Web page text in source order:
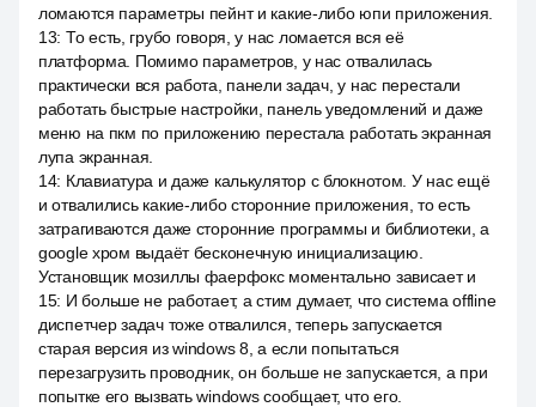
ломаются параметры пейнт и какие-либо юпи приложения.
13: То есть, грубо говоря, у нас ломается вся её
платформа. Помимо параметров, у нас отвалилась
практически вся работа, панели задач, у нас перестали
работать быстрые настройки, панель уведомлений и даже
меню на пкм по приложению перестала работать экранная
лупа экранная.
14: Клавиатура и даже калькулятор с блокнотом. У нас ещё
и отвалились какие-либо сторонние приложения, то есть
затрагиваются даже сторонние программы и библиотеки, а
google хром выдаёт бесконечную инициализацию.
Установщик мозиллы фаерфокс моментально зависает и
15: И больше не работает, а стим думает, что система offline
диспетчер задач тоже отвалился, теперь запускается
старая версия из windows 8, а если попытаться
перезагрузить проводник, он больше не запускается, а при
попытке его вызвать windows сообщает, что его.